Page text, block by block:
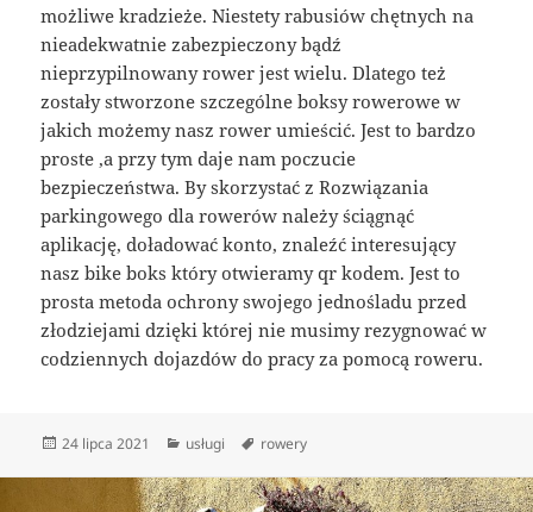
możliwe kradzieże. Niestety rabusiów chętnych na
nieadekwatnie zabezpieczony bądź
nieprzypilnowany rower jest wielu. Dlatego też
zostały stworzone szczególne boksy rowerowe w
jakich możemy nasz rower umieścić. Jest to bardzo
proste ,a przy tym daje nam poczucie
bezpieczeństwa. By skorzystać z Rozwiązania
parkingowego dla rowerów należy ściągnąć
aplikację, doładować konto, znaleźć interesujący
nasz bike boks który otwieramy qr kodem. Jest to
prosta metoda ochrony swojego jednośladu przed
złodziejami dzięki której nie musimy rezygnować w
codziennych dojazdów do pracy za pomocą roweru.
Data
24 lipca 2021 Kategorie
usługi Tagi
rowery